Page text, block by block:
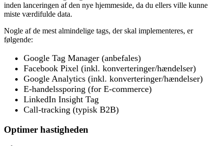
inden lanceringen af den nye hjemmeside, da du ellers ville kunne
miste værdifulde data.
Nogle af de mest almindelige tags, der skal implementeres, er
følgende:
Google Tag Manager (anbefales)
Facebook Pixel (inkl. konverteringer/hændelser)
Google Analytics (inkl. konverteringer/hændelser)
E-handelssporing (for E-commerce)
LinkedIn Insight Tag
Call-tracking (typisk B2B)
Optimer hastigheden